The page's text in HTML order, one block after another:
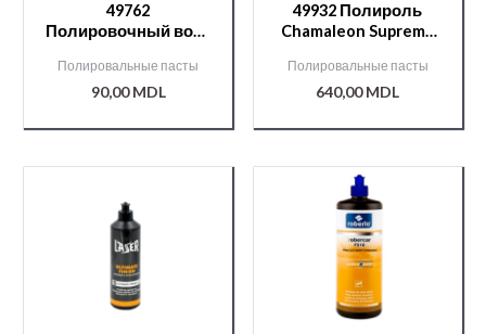
49762
Полировочный воск
1» 650 мл.
Полировальные пасты
90,00MDL
49932 Полироль
Chamaleon Supreme
Полировальные пасты
640,00MDL